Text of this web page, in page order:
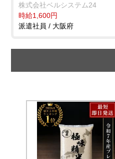
株式会社ベルシステム24
時給1,600円
派遣社員 / 大阪府